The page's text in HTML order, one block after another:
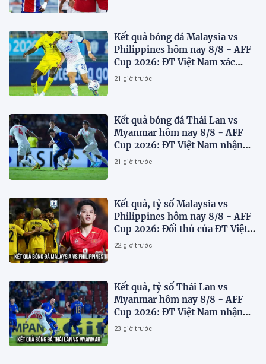
Kết quả bóng đá Malaysia vs
Philippines hôm nay 8/8 - AFF
Cup 2026: ĐT Việt Nam xác
định đối thủ
21 giờ trước
Kết quả bóng đá Thái Lan vs
Myanmar hôm nay 8/8 - AFF
Cup 2026: ĐT Việt Nam nhận
'chiến thư'
21 giờ trước
Kết quả, tỷ số Malaysia vs
Philippines hôm nay 8/8 - AFF
Cup 2026: Đối thủ của ĐT Việt
Nam lộ diện
22 giờ trước
Kết quả, tỷ số Thái Lan vs
Myanmar hôm nay 8/8 - AFF
Cup 2026: ĐT Việt Nam nhận
tin vui
23 giờ trước